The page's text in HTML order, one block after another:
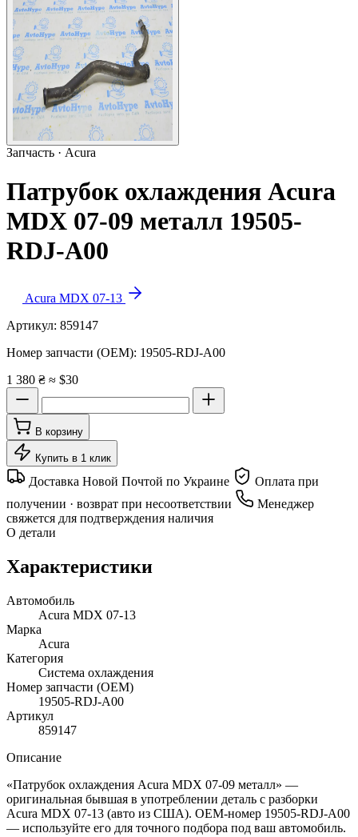
Запчасть · Acura
Патрубок охлаждения Acura
MDX 07-09 металл 19505-
RDJ-A00
Acura MDX 07-13
Артикул: 859147
Номер запчасти (OEM): 19505-RDJ-A00
1 380 ₴ ≈ $30
В корзину
Купить в 1 клик
Доставка Новой Почтой по Украине
Оплата при
получении · возврат при несоответствии
Менеджер
свяжется для подтверждения наличия
О детали
Характеристики
Автомобиль
Acura MDX 07-13
Марка
Acura
Категория
Система охлаждения
Номер запчасти (OEM)
19505-RDJ-A00
Артикул
859147
Описание
«Патрубок охлаждения Acura MDX 07-09 металл» —
оригинальная бывшая в употреблении деталь с разборки
Acura MDX 07-13 (авто из США). OEM-номер 19505-RDJ-A00
— используйте его для точного подбора под ваш автомобиль.